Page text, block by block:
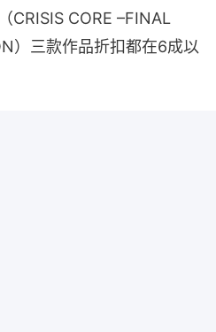
CRISIS CORE –FINAL
）三款作品折扣都在6成以